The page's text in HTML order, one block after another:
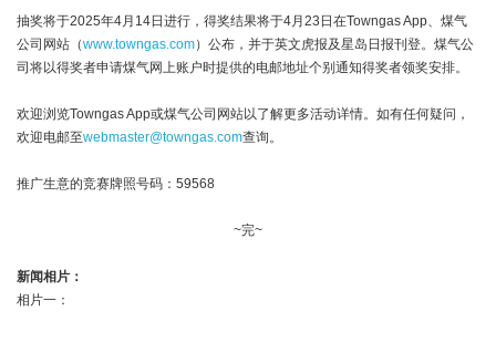
抽奖将于2025年4月14日进行，得奖结果将于4月23日在Towngas App、煤气
公司网站（www.towngas.com）公布，并于英文虎报及星岛日报刊登。煤气公
司将以得奖者申请煤气网上账户时提供的电邮地址个别通知得奖者领奖安排。
欢迎浏览Towngas App或煤气公司网站以了解更多活动详情。如有任何疑问，
欢迎电邮至webmaster@towngas.com查询。
推广生意的竞赛牌照号码：59568
~完~
新闻相片：
相片一：